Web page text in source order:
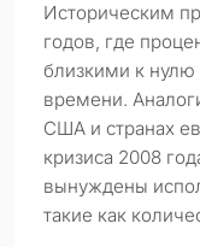
Историческим
годов, где
близкими к нулю
времени.
США и странах
кризиса 2008
вынуждены
такие как